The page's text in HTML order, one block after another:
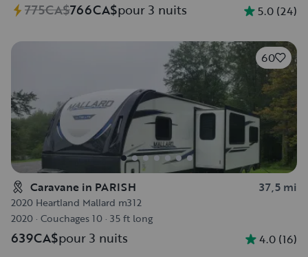
775CA$766CA$pour 3 nuits 5.0 (24)
60
Caravane in PARISH 37,5 mi
2020 Heartland Mallard m312
2020 · Couchages 10 · 35 ft long
639CA$pour 3 nuits 4.0 (16)